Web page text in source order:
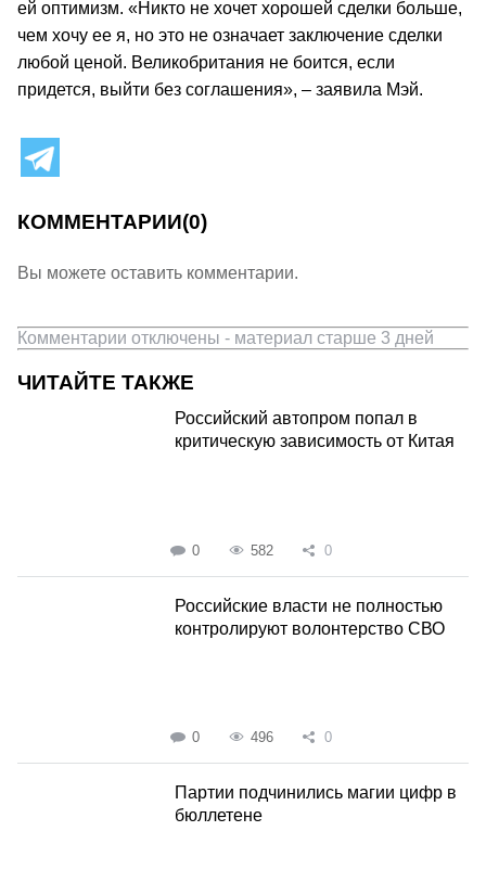
ей оптимизм. «Никто не хочет хорошей сделки больше,
чем хочу ее я, но это не означает заключение сделки
любой ценой. Великобритания не боится, если
придется, выйти без соглашения», – заявила Мэй.
КОММЕНТАРИИ(0)
Вы можете оставить комментарии.
Комментарии отключены - материал старше 3 дней
ЧИТАЙТЕ ТАКЖЕ
Российский автопром попал в
критическую зависимость от Китая
0 582 0
Российские власти не полностью
контролируют волонтерство СВО
0 496 0
Партии подчинились магии цифр в
бюллетене